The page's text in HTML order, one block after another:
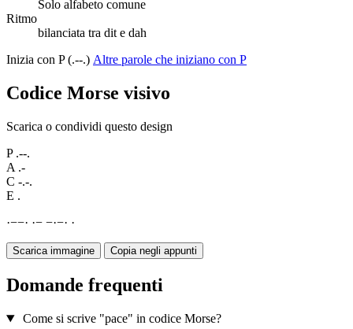
Solo alfabeto comune
Ritmo
bilanciata tra dit e dah
Inizia con P (.--.) Altre parole che iniziano con P
Codice Morse visivo
Scarica o condividi questo design
P .--.
A .-
C -.-.
E .
·−−· ·− −·−· ·
Scarica immagine Copia negli appunti
Domande frequenti
Come si scrive "pace" in codice Morse?